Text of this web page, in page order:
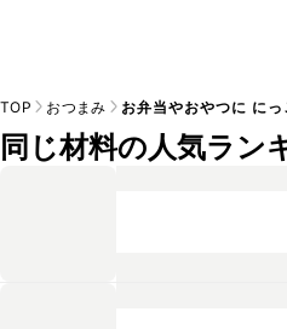
TOP おつまみ お弁当やおやつに に
同じ材料の人気ラン